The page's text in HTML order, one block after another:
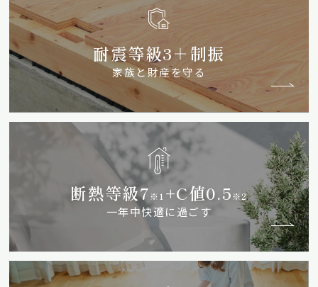
耐震等級3＋制振
家族と財産を守る
断熱等級7※1 +C値0.5※2
一年中快適に過ごす